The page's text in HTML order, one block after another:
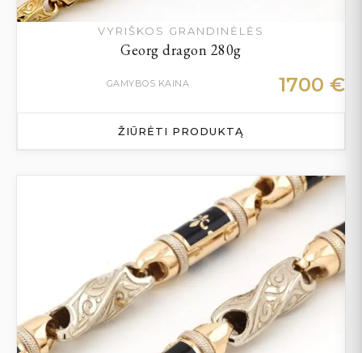
VYRIŠKOS GRANDINĖLĖS
Georg dragon 280g
GAMYBOS KAINA 1700 €
ŽIŪRĖTI PRODUKTĄ